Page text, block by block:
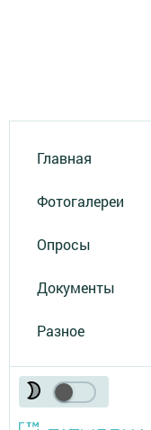
Главная
Фотогалереи
Опросы
Документы
Разное